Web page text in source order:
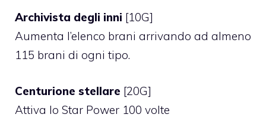
Archivista degli inni [10G]
Aumenta l’elenco brani arrivando ad almeno
115 brani di ogni tipo.
Centurione stellare [20G]
Attiva lo Star Power 100 volte